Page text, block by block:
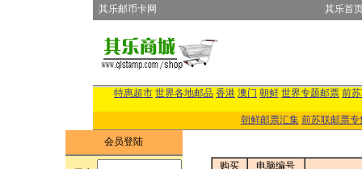
其乐邮币卡网 其乐首
特惠超市 世界各地邮品 香港 澳门 朝鲜 世界专题邮票 前
朝鲜邮票汇集 前苏联邮票专
会员登陆
购买
电脑编号